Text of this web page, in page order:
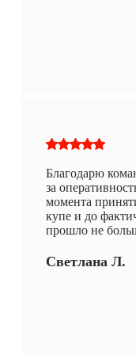
Благодарю
за
момента
купе и до
прошло не
Светлана Л.